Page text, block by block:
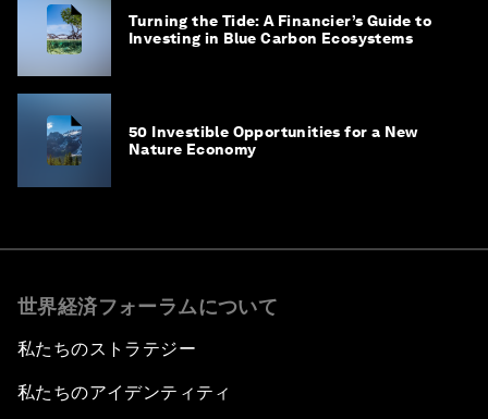
Turning the Tide: A Financier’s Guide to
Investing in Blue Carbon Ecosystems
50 Investible Opportunities for a New
Nature Economy
世界経済フォーラムについて
私たちのストラテジー
私たちのアイデンティティ